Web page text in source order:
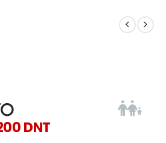
DNT